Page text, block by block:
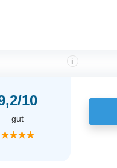
10
i
gut
★★★★